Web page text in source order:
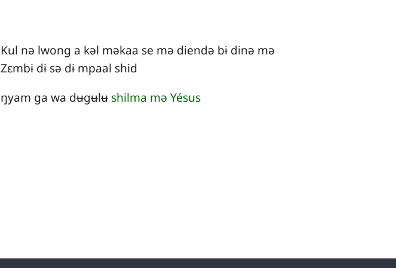
Kul nə lwong a kəl məkaa se mə diendə bɨ dinə mə
Zɛmbɨ dɨ sə dɨ mpaal shid
ŋyam ga wa dʉgʉlʉ shilma mə Yésus